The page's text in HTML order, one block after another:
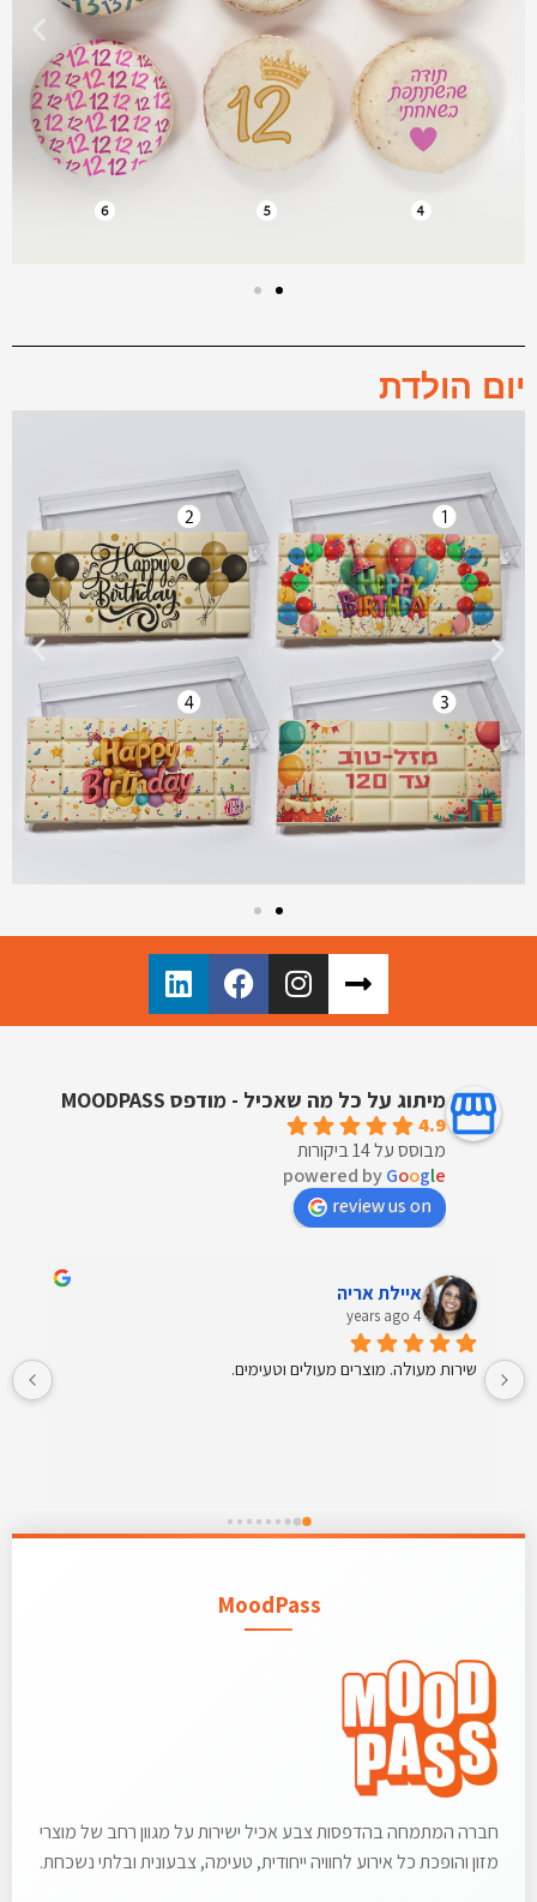
יום הולדת
מיתוג על כל מה שאכיל - מודפס MOODPASS
4.9
מבוסס על 14 ביקורות
powered byGoogle
review us on
איילת אריה
4 years ago
שירות מעולה. מוצרים מעולים וטעימים.
MoodPass
חברה המתמחה בהדפסות צבע אכיל ישירות על מגוון רחב של מוצרי
מזון והופכת כל אירוע לחוויה ייחודית, טעימה, צבעונית ובלתי נשכחת.